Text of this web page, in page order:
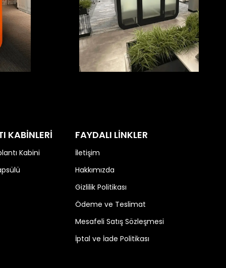
KABİNLERİ
Kabini
FAYDALI LİNKLER
İletişim
Hakkımızda
Gizlilik Politikası
Ödeme ve Teslimat
Mesafeli Satış Sözleşmesi
İptal ve İade Politikası